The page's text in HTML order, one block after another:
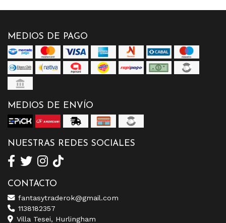
MEDIOS DE PAGO
MEDIOS DE ENVÍO
NUESTRAS REDES SOCIALES
CONTACTO
fantasytraderok@gmail.com
1138182357
Villa Tesei, Hurlingham